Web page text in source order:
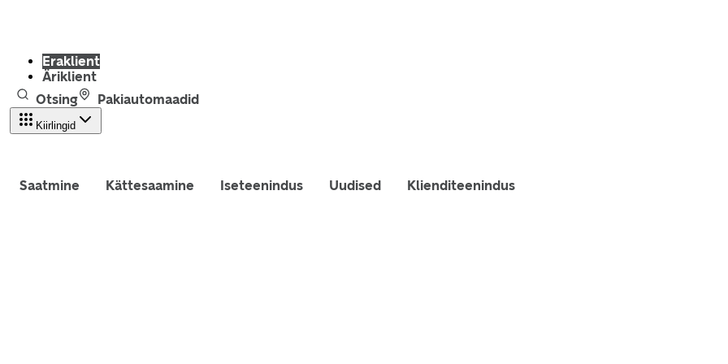
Eraklient
Äriklient
Otsing
Pakiautomaadid
Kiirlingid
Saatmine Kättesaamine Iseteenindus Uudised Klienditeenindus